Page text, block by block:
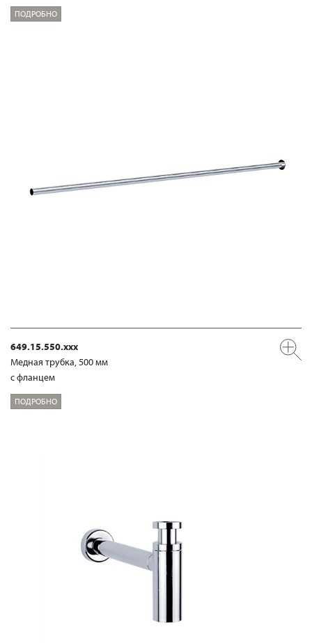
ПОДРОБНО
649.15.550.xxx
Медная трубка, 500 мм
с фланцем
ПОДРОБНО